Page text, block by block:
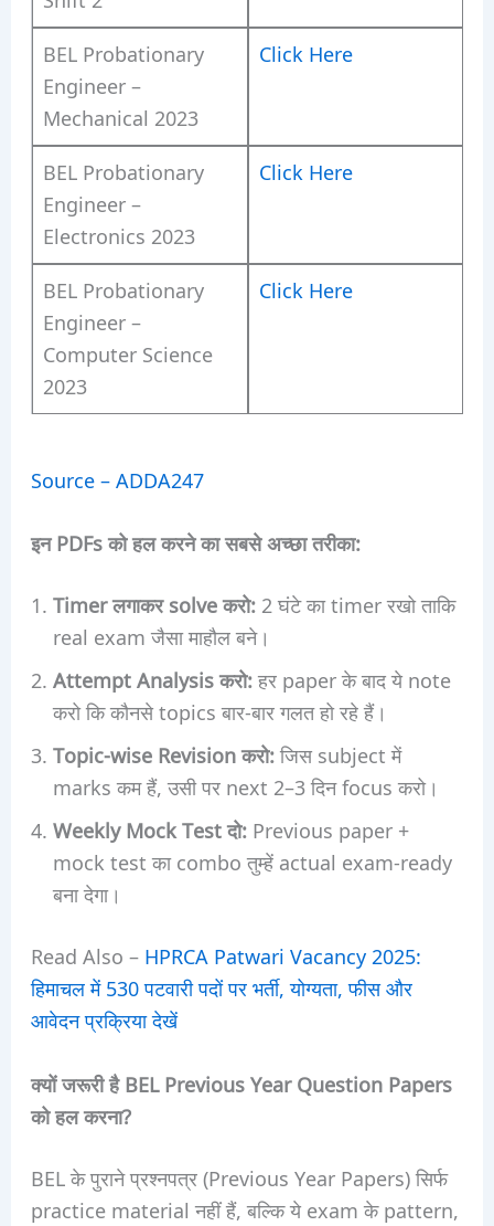
BEL Probationary
Engineer –
Mechanical 2023
Click Here
BEL Probationary
Engineer –
Electronics 2023
Click Here
BEL Probationary
Engineer –
Computer Science
2023
Click Here
Source – ADDA247
इन PDFs को हल करने का सबसे अच्छा तरीका:
Timer लगाकर solve करो:2 घंटे का timer रखो ताकि
real exam जैसा माहौल बने।
Attempt Analysis करो:हर paper के बाद ये note
करो कि कौनसे topics बार-बार गलत हो रहे हैं।
Topic-wise Revision करो:जिस subject में
marks कम हैं, उसी पर next 2–3 दिन focus करो।
Weekly Mock Test दो:Previous paper +
mock test का combo तुम्हें actual exam-ready
बना देगा।
Read Also – HPRCA Patwari Vacancy 2025:
हिमाचल में 530 पटवारी पदों पर भर्ती, योग्यता, फीस और
आवेदन प्रक्रिया देखें
क्यों जरूरी है BEL Previous Year Question Papers
को हल करना?
BEL के पुराने प्रश्नपत्र (Previous Year Papers) सिर्फ
practice material नहीं हैं, बल्कि ये exam के pattern,